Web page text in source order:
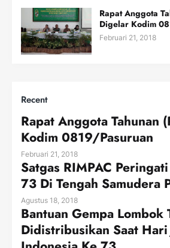
Rapat Anggota
Digelar Kodim
Februari 21, 2018
Recent
Rapat Anggota Tahunan
Kodim 0819/Pasuruan
Februari 21, 2018
Satgas RIMPAC
73 Di Tengah Samudera
Agustus 18, 2018
Bantuan Gempa Lombok
Didistribusikan Saat Hari